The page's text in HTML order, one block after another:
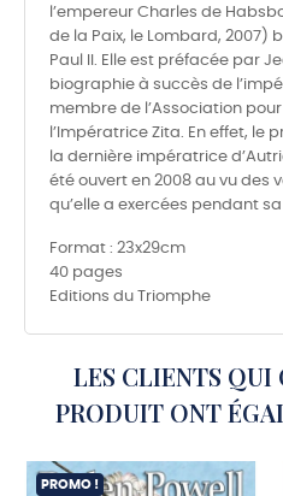
l’empereur Charles de
de la Paix, le Lombard, 2007)
Paul II. Elle est préfacée par
biographie à succès de
membre de l’Association
l’Impératrice Zita. En effet, le
la dernière impératrice
été ouvert en 2008 au vu des
qu’elle a exercées pendant sa
Format : 23x29cm
40 pages
Editions du Triomphe
LES CLIENTS QUI
PRODUIT ONT
PROMO !